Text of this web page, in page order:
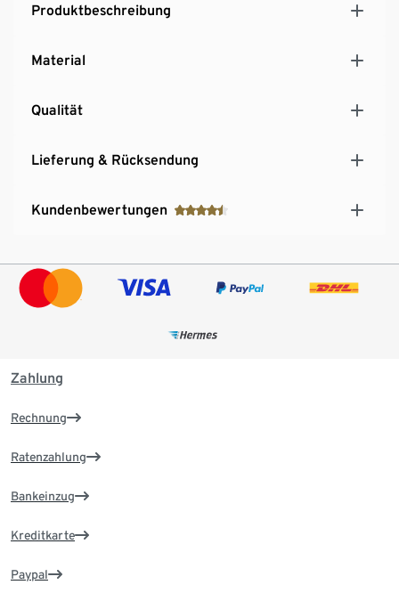
Produktbeschreibung
Material
Qualität
Lieferung & Rücksendung
Kundenbewertungen
Zahlung
Rechnung
Ratenzahlung
Bankeinzug
Kreditkarte
Paypal